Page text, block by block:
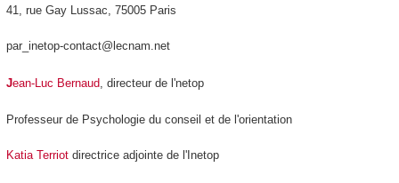
41, rue Gay Lussac, 75005 Paris
par_inetop-contact@lecnam.net
Jean-Luc Bernaud, directeur de l'netop
Professeur de Psychologie du conseil et de l'orientation
Katia Terriotdirectrice adjointe de l'Inetop